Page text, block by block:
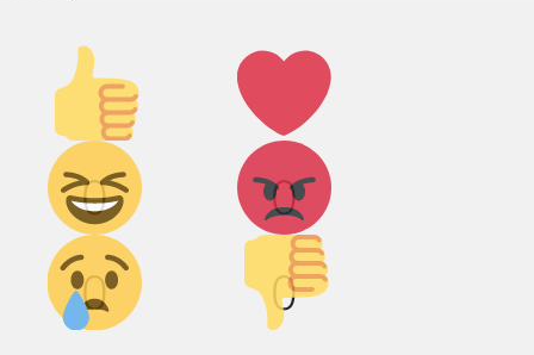
Палец
вверх!
0
Лайк!
0
Дикий
смех!
0
Агрессия!
0
Грусть :(
Палец
вниз!